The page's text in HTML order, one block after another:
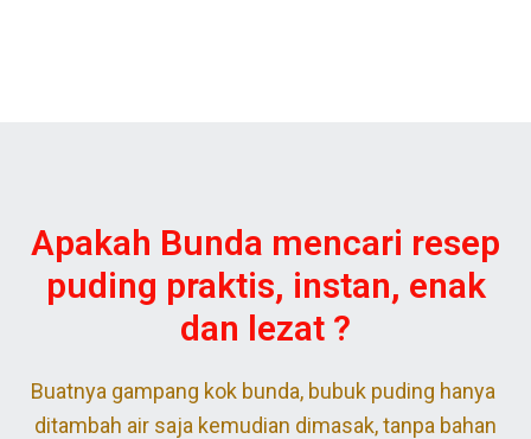
Apakah Bunda mencari resep
puding praktis, instan, enak
dan lezat ?
Buatnya gampang kok bunda, bubuk puding hanya
ditambah air saja kemudian dimasak, tanpa bahan